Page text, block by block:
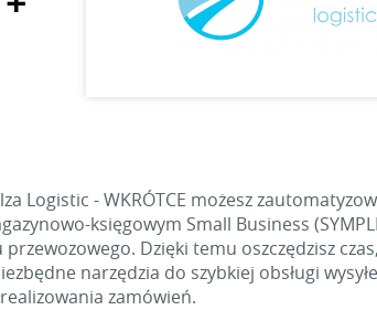
Logistic - WKRÓTCE możesz
księgowym Small Business
Dzięki temu oszczędzisz
narzędzia do szybkiej obsługi
zamówień.